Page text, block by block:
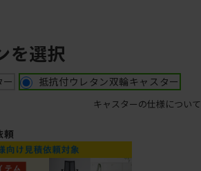
を選択
抵抗付ウレタン双輪キャスター
キャスターの仕様について
頼